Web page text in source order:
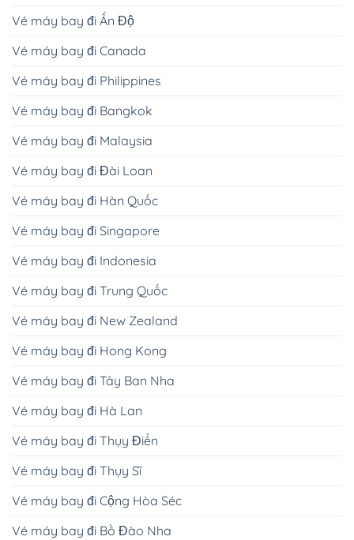
Vé máy bay đi Ấn Độ
Vé máy bay đi Canada
Vé máy bay đi Philippines
Vé máy bay đi Bangkok
Vé máy bay đi Malaysia
Vé máy bay đi Đài Loan
Vé máy bay đi Hàn Quốc
Vé máy bay đi Singapore
Vé máy bay đi Indonesia
Vé máy bay đi Trung Quốc
Vé máy bay đi New Zealand
Vé máy bay đi Hong Kong
Vé máy bay đi Tây Ban Nha
Vé máy bay đi Hà Lan
Vé máy bay đi Thụy Điển
Vé máy bay đi Thụy Sĩ
Vé máy bay đi Cộng Hòa Séc
Vé máy bay đi Bồ Đào Nha